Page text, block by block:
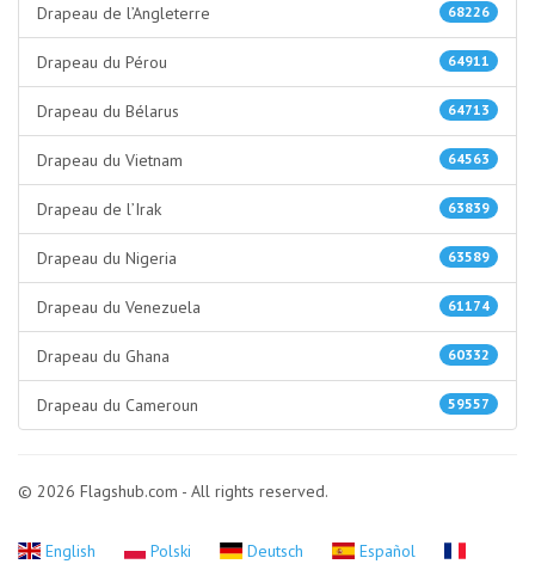
68226
Drapeau de l’Angleterre
64911
Drapeau du Pérou
64713
Drapeau du Bélarus
64563
Drapeau du Vietnam
63839
Drapeau de l’Irak
63589
Drapeau du Nigeria
61174
Drapeau du Venezuela
60332
Drapeau du Ghana
59557
Drapeau du Cameroun
© 2026 Flagshub.com - All rights reserved.
English Polski Deutsch
Español